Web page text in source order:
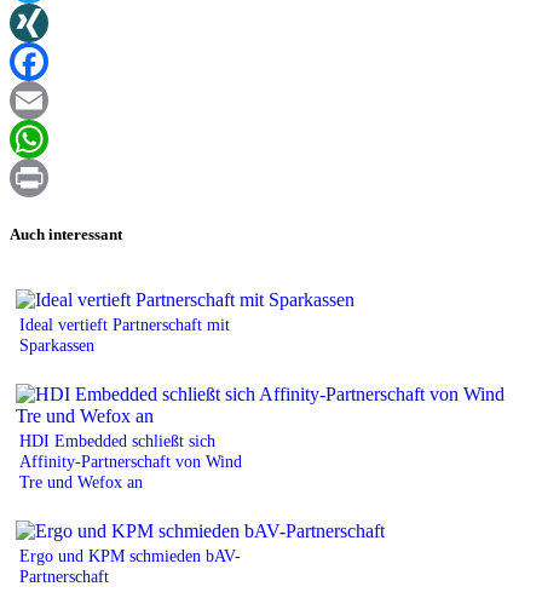
Twitter
XING
Facebook
Email
WhatsApp
Auch interessant
Ideal vertieft Partnerschaft mit
Sparkassen
HDI Embedded schließt sich
Affinity-Partnerschaft von Wind
Tre und Wefox an
Ergo und KPM schmieden bAV-
Partnerschaft